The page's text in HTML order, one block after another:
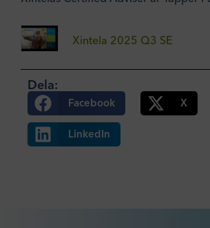
Xintela 2025 Q3 SE
Dela:
Facebook X
LinkedIn